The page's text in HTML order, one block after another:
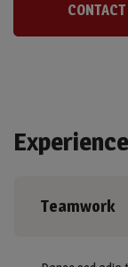
Experience
Teamwork